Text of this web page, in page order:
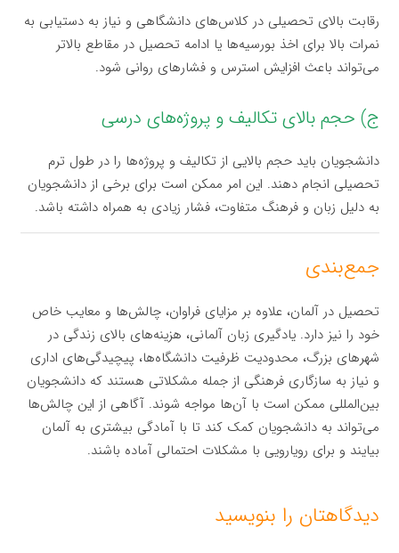
رقابت بالای تحصیلی در کلاس‌های دانشگاهی و نیاز به دستیابی به
نمرات بالا برای اخذ بورسیه‌ها یا ادامه تحصیل در مقاطع بالاتر
می‌تواند باعث افزایش استرس و فشارهای روانی شود.
ج) حجم بالای تکالیف و پروژه‌های درسی
دانشجویان باید حجم بالایی از تکالیف و پروژه‌ها را در طول ترم
تحصیلی انجام دهند. این امر ممکن است برای برخی از دانشجویان
به دلیل زبان و فرهنگ متفاوت، فشار زیادی به همراه داشته باشد.
جمع‌بندی
تحصیل در آلمان، علاوه بر مزایای فراوان، چالش‌ها و معایب خاص
خود را نیز دارد. یادگیری زبان آلمانی، هزینه‌های بالای زندگی در
شهرهای بزرگ، محدودیت ظرفیت دانشگاه‌ها، پیچیدگی‌های اداری
و نیاز به سازگاری فرهنگی از جمله مشکلاتی هستند که دانشجویان
بین‌المللی ممکن است با آن‌ها مواجه شوند. آگاهی از این چالش‌ها
می‌تواند به دانشجویان کمک کند تا با آمادگی بیشتری به آلمان
بیایند و برای رویارویی با مشکلات احتمالی آماده باشند.
دیدگاهتان را بنویسید